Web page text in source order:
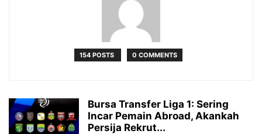
154 POSTS 0 COMMENTS
Bursa Transfer Liga 1: Sering
Incar Pemain Abroad, Akankah
Persija Rekrut...